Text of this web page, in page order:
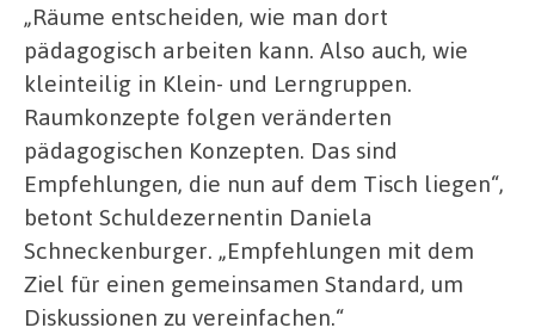
„Räume entscheiden, wie man dort
pädagogisch arbeiten kann. Also auch, wie
kleinteilig in Klein- und Lerngruppen.
Raumkonzepte folgen veränderten
pädagogischen Konzepten. Das sind
Empfehlungen, die nun auf dem Tisch liegen“,
betont Schuldezernentin Daniela
Schneckenburger. „Empfehlungen mit dem
Ziel für einen gemeinsamen Standard, um
Diskussionen zu vereinfachen.“